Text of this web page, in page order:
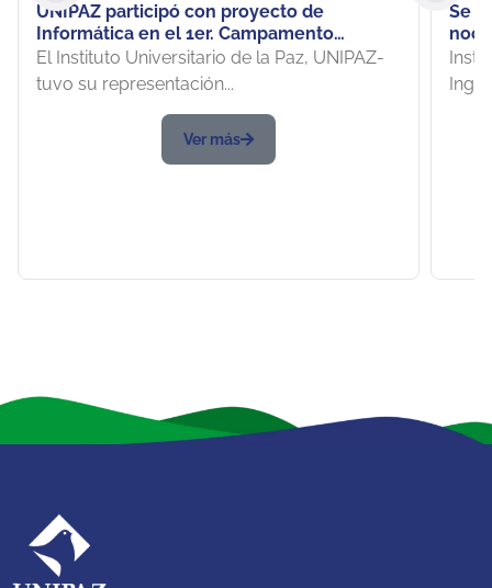
UNIPAZ participó con proyecto de
Informática en el 1er. Campamento
Científico Internacional de Semilleros de
Investigación en México”
El Instituto Universitario de la Paz, UNIPAZ-
tuvo su representación...
Ver más
Se